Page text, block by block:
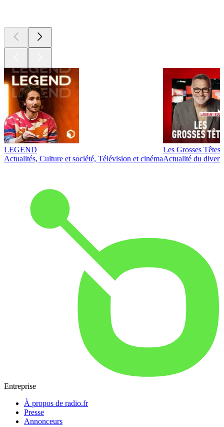
LEGEND
Actualités, Culture et société, Télévision et cinéma
Les Grosses Têtes
Actualité du
Entreprise
À propos de radio.fr
Presse
Annonceurs